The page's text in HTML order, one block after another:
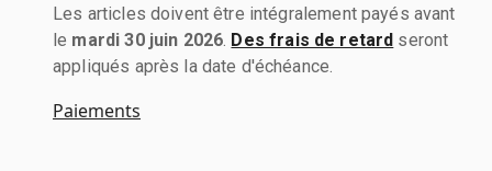
Les articles doivent être intégralement payés avant
le mardi 30 juin 2026 Des frais de retard seront
appliqués après la date d'échéance.
Paiements